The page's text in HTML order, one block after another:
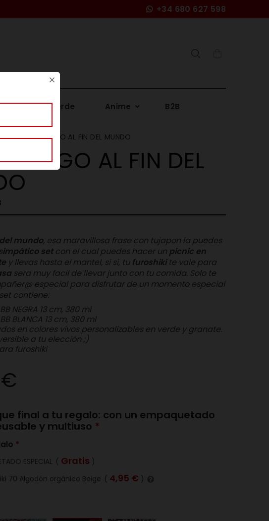
+34 680 627 598
Mundo Verde Anime B2B
SET CONTIGO AL FIN DEL MUNDO
AL FIN DEL
mundo, esa maravillosa frase con tujapon la puedes
impático setcon el cual puedes hacer un picnic en
y llevas hasta el mantel, si si, tu furoshikite vale para
sera muy facil de llevar junto con tu comida. Solo te
especial para disfrutar de un momento especial
contiene:
NEGRA 13 cm, 380 ml
BLANCA 13 cm, 380 ml
en colores vivos personalizables en verde y granate.
a tu elección ;)
furoshiki
€
final a tu regalo: con un empaquetado
y multiuso
ESPECIAL ( Gratis )
70 Algodón orgánico Beige ( 4,95 € )